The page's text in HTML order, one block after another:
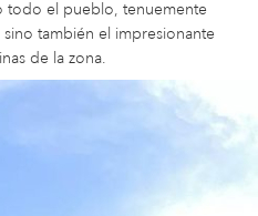
todo el pueblo, tenuemente
también el impresionante
de la zona.